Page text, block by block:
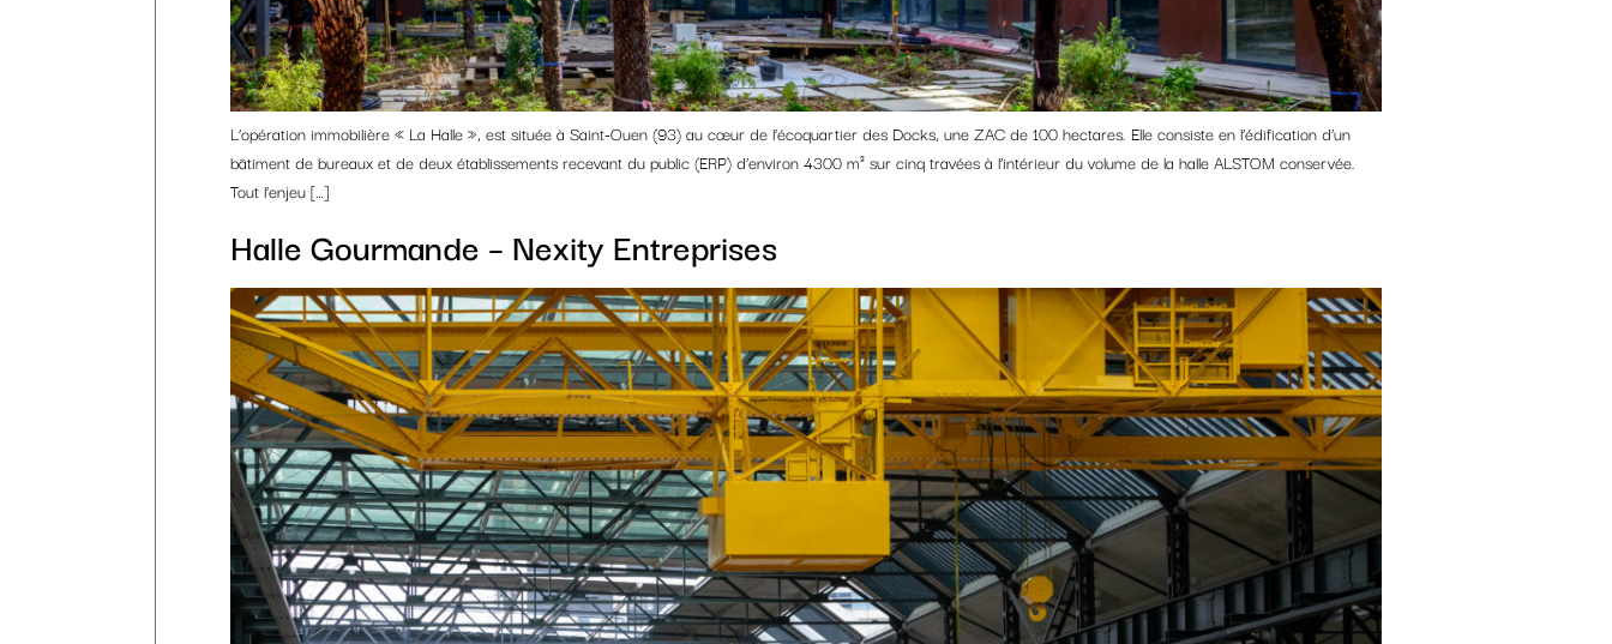
L’opération immobilière « La Halle », est située à Saint-Ouen (93) au cœur de l’écoquartier des Docks, une ZAC de 100 hectares. Elle consiste en l’édification d’un
bâtiment de bureaux et de deux établissements recevant du public (ERP) d’environ 4300 m² sur cinq travées à l’intérieur du volume de la halle ALSTOM conservée.
Tout l’enjeu […]
Halle Gourmande – Nexity Entreprises